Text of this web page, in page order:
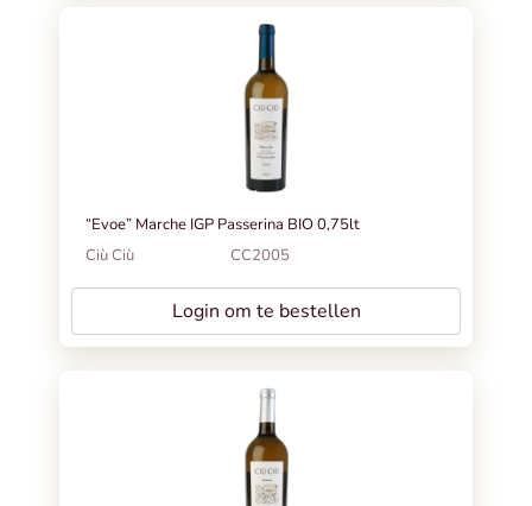
“Evoe” Marche IGP Passerina BIO 0,75lt
Ciù Ciù
CC2005
Login om te bestellen